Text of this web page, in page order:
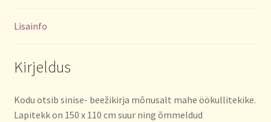
Lisainfo
Kirjeldus
Kodu otsib sinise- beežikirja mõnusalt mahe öökullitekike.
Lapitekk on 150 x 110 cm suur ning õmmeldud